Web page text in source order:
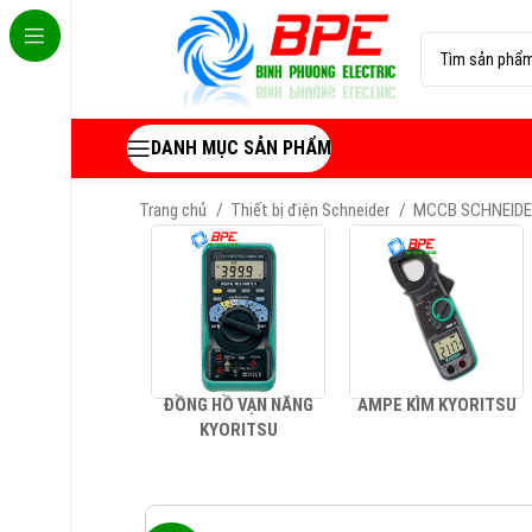
DANH MỤC SẢN PHẨM
Trang chủ Thiết bị điện Schneider MCCB
ĐỒNG HỒ VẠN NĂNG
KYORITSU
AMPE KÌM KYORITSU